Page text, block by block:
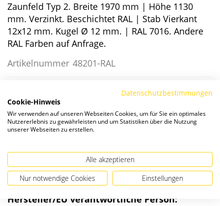
springen
Zaunfeld Typ 2. Breite 1970 mm | Höhe 1130
mm. Verzinkt. Beschichtet RAL | Stab Vierkant
12x12 mm. Kugel Ø 12 mm. | RAL 7016. Andere
RAL Farben auf Anfrage.
Artikelnummer 48201-RAL
Die Preise verstehen sich zzgl. ges. MwSt. undVersandkosten.
Verfügbarkeit:
Angaben zur Produktsicherheit
Hersteller/EU verantwortliche Person:
Datenschutzbestimmungen
Cookie-Hinweis
Wir verwenden auf unseren Webseiten Cookies, um für Sie ein optimales
Nutzererlebnis zu gewährleisten und um Statistiken über die Nutzung
unserer Webseiten zu erstellen.
Alle akzeptieren
Nur notwendige Cookies Einstellungen